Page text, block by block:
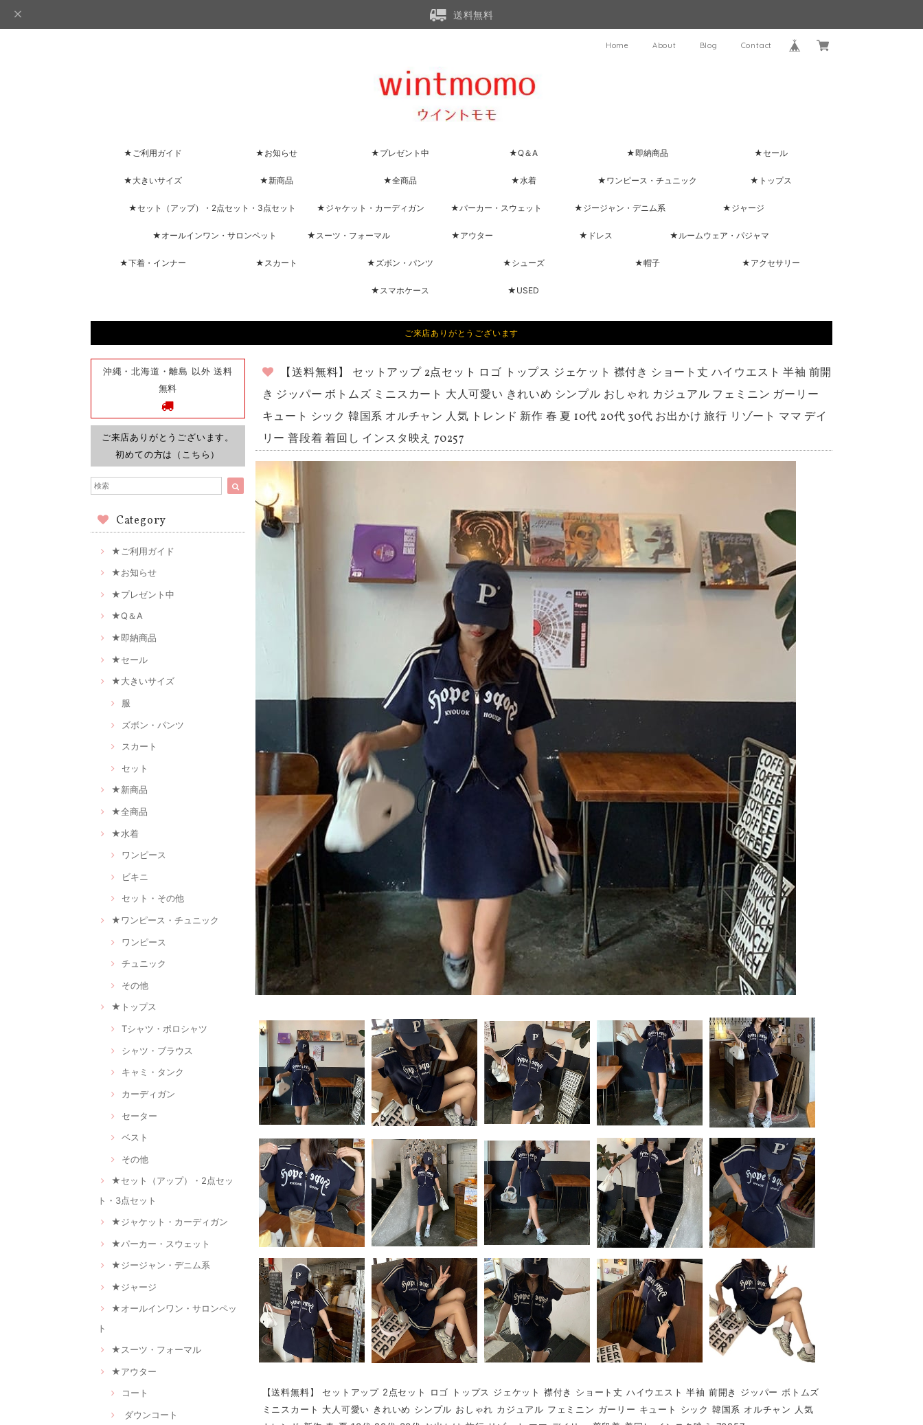
送料無料
Home About Blog Contact
★ご利用ガイド ★お知らせ ★プレゼント中 ★Q＆A ★即納商品 ★セール
★大きいサイズ ★新商品 ★全商品 ★水着 ★ワンピース・チュニック ★トップス
★セット（アップ）・2点セット・3点セット ★ジャケット・カーディガン ★パーカー・スウェット ★ジージャン・デニム系 ★ジャージ
★オールインワン・サロンペット ★スーツ・フォーマル ★アウター ★ドレス ★ルームウェア・パジャマ
★下着・インナー ★スカート ★ズボン・パンツ ★シューズ ★帽子 ★アクセサリー
★スマホケース ★USED
ご来店ありがとうございます
沖縄・北海道・離島 以外 送料
無料
ご来店ありがとうございます。
初めての方は（こちら）
Category
★ご利用ガイド
★お知らせ
★プレゼント中
★Q＆A
★即納商品
★セール
★大きいサイズ
服
ズボン・パンツ
スカート
セット
★新商品
★全商品
★水着
ワンピース
ビキニ
セット・その他
★ワンピース・チュニック
ワンピース
チュニック
その他
★トップス
Tシャツ・ポロシャツ
シャツ・ブラウス
キャミ・タンク
カーディガン
セーター
ベスト
その他
★セット（アップ）・2点セッ
ト・3点セット
★ジャケット・カーディガン
★パーカー・スウェット
★ジージャン・デニム系
★ジャージ
★オールインワン・サロンペッ
ト
★スーツ・フォーマル
★アウター
コート
ダウンコート
【送料無料】 セットアップ 2点セット ロゴ トップス ジェケット 襟付き ショート丈 ハイウエスト 半袖 前開
き ジッパー ボトムズ ミニスカート 大人可愛い きれいめ シンプル おしゃれ カジュアル フェミニン ガーリー
キュート シック 韓国系 オルチャン 人気 トレンド 新作 春 夏 10代 20代 30代 お出かけ 旅行 リゾート ママ デイ
リー 普段着 着回し インスタ映え 70257
【送料無料】 セットアップ 2点セット ロゴ トップス ジェケット 襟付き ショート丈 ハイウエスト 半袖 前開き ジッパー ボトムズ
ミニスカート 大人可愛い きれいめ シンプル おしゃれ カジュアル フェミニン ガーリー キュート シック 韓国系 オルチャン 人気